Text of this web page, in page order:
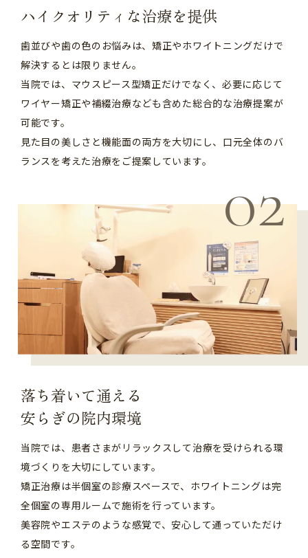
ハイクオリティな治療を提供
歯並びや歯の色のお悩みは、矯正やホワイトニングだけで
解決するとは限りません。
当院では、マウスピース型矯正だけでなく、必要に応じて
ワイヤー矯正や補綴治療なども含めた総合的な治療提案が
可能です。
見た目の美しさと機能面の両方を大切にし、口元全体のバ
ランスを考えた治療をご提案しています。
落ち着いて通える
安らぎの院内環境
当院では、患者さまがリラックスして治療を受けられる環
境づくりを大切にしています。
矯正治療は半個室の診療スペースで、ホワイトニングは完
全個室の専用ルームで施術を行っています。
美容院やエステのような感覚で、安心して通っていただけ
る空間です。